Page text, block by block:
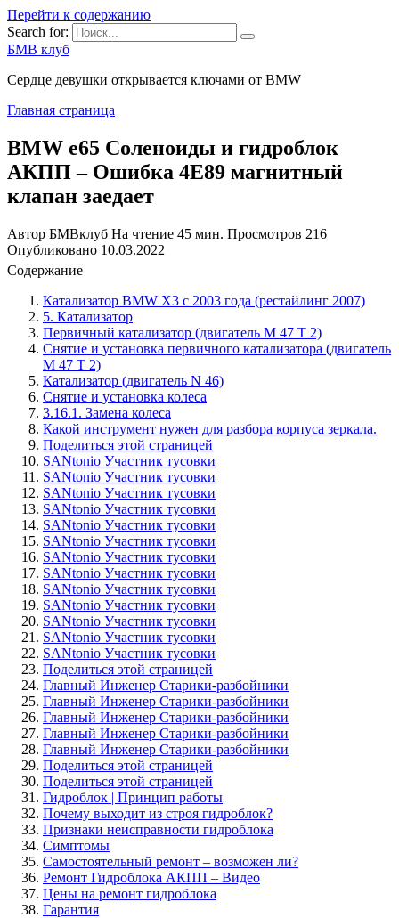
Перейти к содержанию
Search for:
БМВ клуб
Сердце девушки открывается ключами от BMW
Главная страница
BMW e65 Соленоиды и гидроблок
АКПП – Ошибка 4E89 магнитный
клапан заедает
Автор БМВклуб На чтение 45 мин. Просмотров 216
Опубликовано 10.03.2022
Содержание
Катализатор BMW X3 с 2003 года (рестайлинг 2007)
5. Катализатор
Первичный катализатор (двигатель М 47 Т 2)
Снятие и установка первичного катализатора (двигатель
М 47 Т 2)
Катализатор (двигатель N 46)
Снятие и установка колеса
3.16.1. Замена колеса
Какой инструмент нужен для разбора корпуса зеркала.
Поделиться этой страницей
SANtonio Участник тусовки
SANtonio Участник тусовки
SANtonio Участник тусовки
SANtonio Участник тусовки
SANtonio Участник тусовки
SANtonio Участник тусовки
SANtonio Участник тусовки
SANtonio Участник тусовки
SANtonio Участник тусовки
SANtonio Участник тусовки
SANtonio Участник тусовки
SANtonio Участник тусовки
SANtonio Участник тусовки
Поделиться этой страницей
Главный Инженер Старики-разбойники
Главный Инженер Старики-разбойники
Главный Инженер Старики-разбойники
Главный Инженер Старики-разбойники
Главный Инженер Старики-разбойники
Поделиться этой страницей
Поделиться этой страницей
Гидроблок | Принцип работы
Почему выходит из строя гидроблок?
Признаки неисправности гидроблока
Симптомы
Самостоятельный ремонт – возможен ли?
Ремонт Гидроблока АКПП – Видео
Цены на ремонт гидроблока
Гарантия